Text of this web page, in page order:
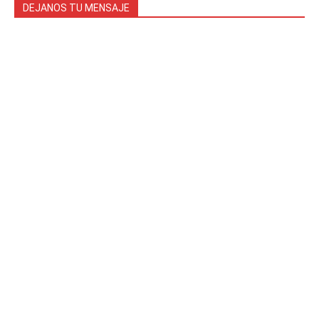
DEJANOS TU MENSAJE